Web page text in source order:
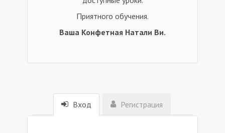
Приятного обучения.
Ваша Конфетная Натали Ви.
Вход Регистрация